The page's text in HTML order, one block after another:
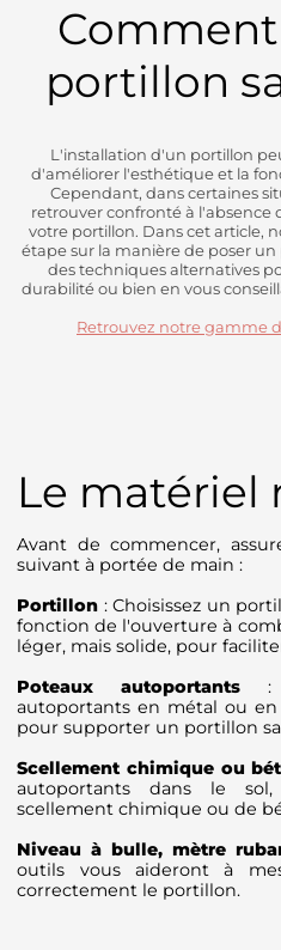
portillon
L'installation d'un portillon
d'améliorer l'esthétique et la
Cependant, dans certaines
retrouver confronté à l'absence
votre portillon. Dans cet article,
étape sur la manière de poser
des techniques alternatives
durabilité ou bien en vous
Retrouvez notre gamme
Le matériel
Avant de commencer,
suivant à portée de main :
Portillon : Choisissez un
fonction de l'ouverture à
léger, mais solide, pour
Poteaux autoportants :
autoportants en métal ou en
pour supporter un portillon
Scellement chimique ou
autoportants dans le
scellement chimique ou de
Niveau à bulle, mètre
outils vous aideront à
correctement le portillon.